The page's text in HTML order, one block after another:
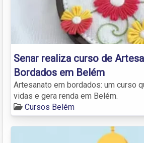
Senar realiza curso de
Bordados em Belém
Artesanato em bordados: um curso
vidas e gera renda em Belém.
Cursos Belém